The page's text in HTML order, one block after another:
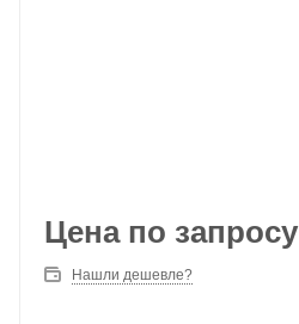
Цена по запросу
Нашли дешевле?